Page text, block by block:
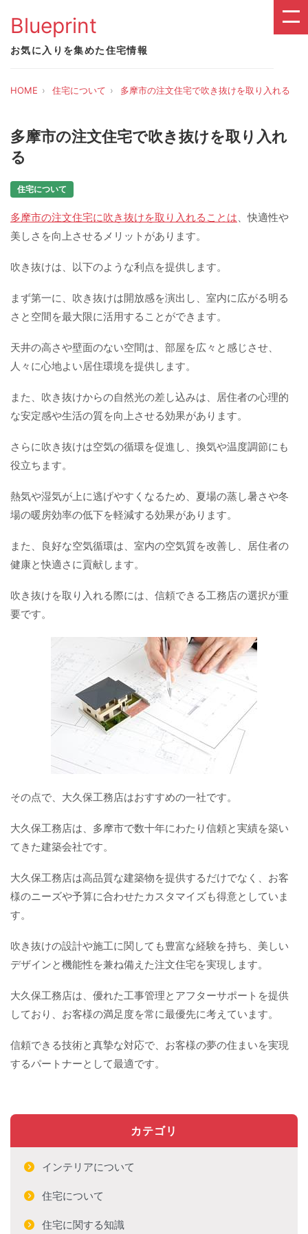
Blueprint
お気に入りを集めた住宅情報
HOME 住宅について 多摩市の注文住宅で吹き抜けを取り入れる
多摩市の注文住宅で吹き抜けを取り入れ
る
住宅について
多摩市の注文住宅に吹き抜けを取り入れることは、快適性や
美しさを向上させるメリットがあります。
吹き抜けは、以下のような利点を提供します。
まず第一に、吹き抜けは開放感を演出し、室内に広がる明る
さと空間を最大限に活用することができます。
天井の高さや壁面のない空間は、部屋を広々と感じさせ、
人々に心地よい居住環境を提供します。
また、吹き抜けからの自然光の差し込みは、居住者の心理的
な安定感や生活の質を向上させる効果があります。
さらに吹き抜けは空気の循環を促進し、換気や温度調節にも
役立ちます。
熱気や湿気が上に逃げやすくなるため、夏場の蒸し暑さや冬
場の暖房効率の低下を軽減する効果があります。
また、良好な空気循環は、室内の空気質を改善し、居住者の
健康と快適さに貢献します。
吹き抜けを取り入れる際には、信頼できる工務店の選択が重
要です。
その点で、大久保工務店はおすすめの一社です。
大久保工務店は、多摩市で数十年にわたり信頼と実績を築い
てきた建築会社です。
大久保工務店は高品質な建築物を提供するだけでなく、お客
様のニーズや予算に合わせたカスタマイズも得意としていま
す。
吹き抜けの設計や施工に関しても豊富な経験を持ち、美しい
デザインと機能性を兼ね備えた注文住宅を実現します。
大久保工務店は、優れた工事管理とアフターサポートを提供
しており、お客様の満足度を常に最優先に考えています。
信頼できる技術と真摯な対応で、お客様の夢の住まいを実現
するパートナーとして最適です。
カテゴリ
インテリアについて
住宅について
住宅に関する知識